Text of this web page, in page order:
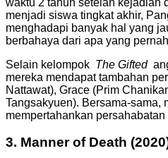
menjadi siswa tingkat akhir,
menghadapi banyak hal yang
berbahaya dari apa yang
Selain kelompok The Gifted
mereka mendapat tambahan
Nattawat), Grace (Prim
Tangsakyuen). Bersama-sama,
mempertahankan
3. Manner of Death